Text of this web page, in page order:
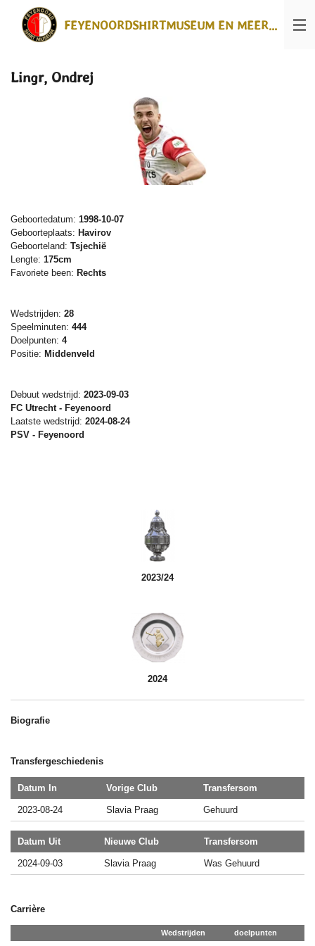
direct
FEYENOORDSHIRTMUSEUM EN MEER...
Lingr, Ondrej
Geboortedatum: 1998-10-07
Geboorteplaats: Havirov
Geboorteland: Tsjechië
Lengte: 175cm
Favoriete been: Rechts
Wedstrijden: 28
Speelminuten: 444
Doelpunten: 4
Positie: Middenveld
Debuut wedstrijd: 2023-09-03
FC Utrecht - Feyenoord
Laatste wedstrijd: 2024-08-24
PSV - Feyenoord
2023/24
2024
Biografie
Transfergeschiedenis
Datum In Vorige Club Transfersom
2023-08-24 Slavia Praag Gehuurd
Datum Uit Nieuwe Club Transfersom
2024-09-03 Slavia Praag Was Gehuurd
Carrière
Wedstrijden
doelpunten